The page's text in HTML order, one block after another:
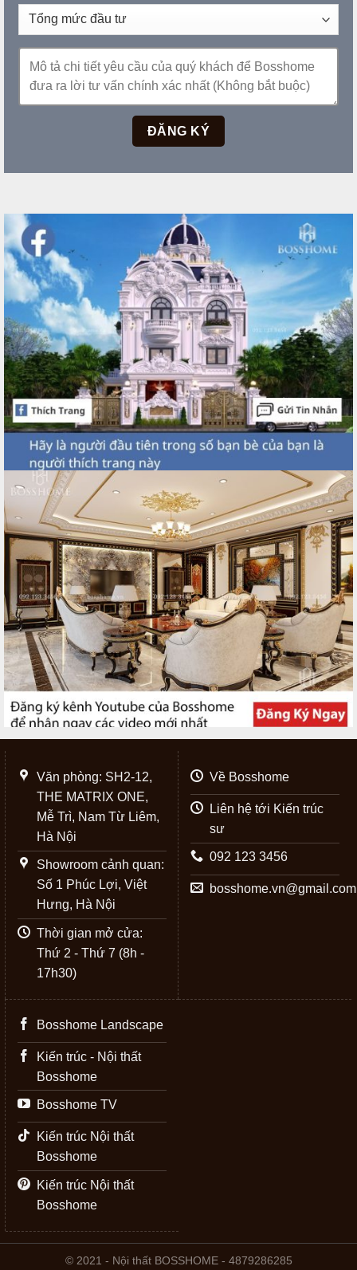
Văn phòng: SH2-12,
THE MATRIX ONE,
Mễ Trì, Nam Từ Liêm,
Hà Nội
Showroom cảnh quan:
Số 1 Phúc Lợi, Việt
Hưng, Hà Nội
Thời gian mở cửa:
Thứ 2 - Thứ 7 (8h -
17h30)
Về Bosshome
Liên hệ tới Kiến trúc
sư
092 123 3456
bosshome.vn@gmail.com
Bosshome Landscape
Kiến trúc - Nội thất
Bosshome
Bosshome TV
Kiến trúc Nội thất
Bosshome
Kiến trúc Nội thất
Bosshome
© 2021 - Nội thất BOSSHOME - 4879286285